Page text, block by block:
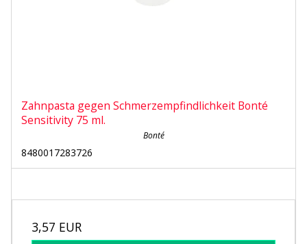
Zahnpasta gegen Schmerzempfindlichkeit Bonté
Sensitivity 75 ml.
Bonté
8480017283726
3,57 EUR